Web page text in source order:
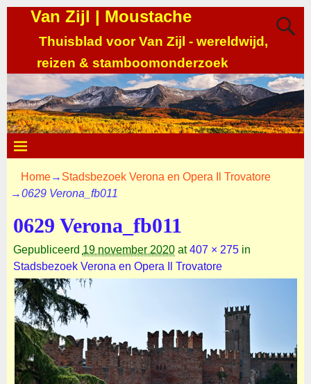
Van Zijl | Moustache
Thuisblad voor Van Zijl - wereldwijd,
reizen & stamboomonderzoek
Home→ Stadsbezoek Verona en Opera Il Trovatore
→0629 Verona_fb011
0629 Verona_fb011
Gepubliceerd 19 november 2020at407 × 275in
Stadsbezoek Verona en Opera Il Trovatore